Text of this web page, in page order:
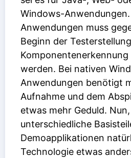
Windows-Anwendungen.
Anwendungen muss
Beginn der
werden. Bei nativen
Anwendungen benötigt
Aufnahme und dem
etwas mehr Geduld.
unterschiedliche
Demoapplikationen
Technologie etwas